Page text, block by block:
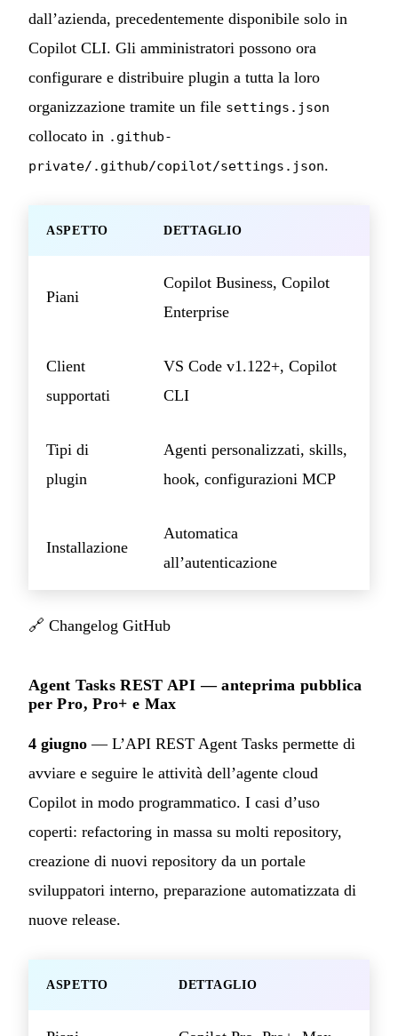
dall’azienda, precedentemente disponibile solo in
Copilot CLI. Gli amministratori possono ora
configurare e distribuire plugin a tutta la loro
organizzazione tramite un file settings.json
collocato in .github-
private/.github/copilot/settings.json.
ASPETTO DETTAGLIO
Piani
Copilot Business, Copilot
Enterprise
Client
supportati
VS Code v1.122+, Copilot
CLI
Tipi di
plugin
Agenti personalizzati, skills,
hook, configurazioni MCP
Installazione
Automatica
all’autenticazione
🔗 Changelog GitHub
Agent Tasks REST API — anteprima pubblica
per Pro, Pro+ e Max
4 giugno — L’API REST Agent Tasks permette di
avviare e seguire le attività dell’agente cloud
Copilot in modo programmatico. I casi d’uso
coperti: refactoring in massa su molti repository,
creazione di nuovi repository da un portale
sviluppatori interno, preparazione automatizzata di
nuove release.
ASPETTO DETTAGLIO